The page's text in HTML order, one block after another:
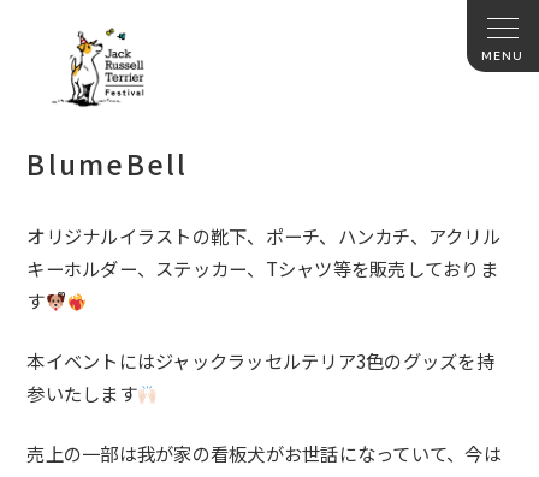
BlumeBell
オリジナルイラストの靴下、ポーチ、ハンカチ、アクリル
キーホルダー、ステッカー、Tシャツ等を販売しておりま
す
本イベントにはジャックラッセルテリア3色のグッズを持
参いたします
売上の一部は我が家の看板犬がお世話になっていて、今は